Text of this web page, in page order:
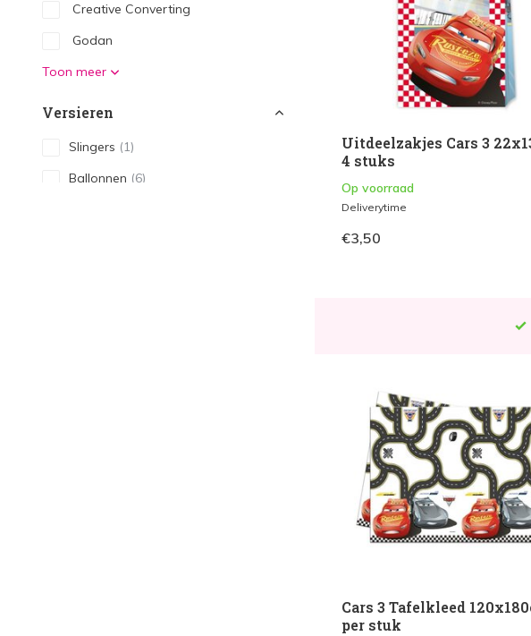
Creative Converting
Godan
Toon meer
Versieren
Slingers (1)
Ballonnen (6)
Uitdeelzakjes Cars 3
4 stuks
Op voorraad
Deliverytime
€3,50
Cars 3 Tafelkleed
per stuk